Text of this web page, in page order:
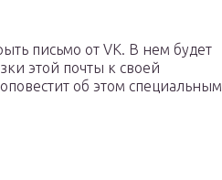
письмо от VK. В нем будет
этой почты к своей
об этом специальным